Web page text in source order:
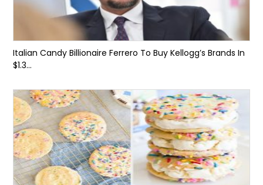
Italian Candy Billionaire Ferrero To Buy Kellogg’s Brands In
$1.3...